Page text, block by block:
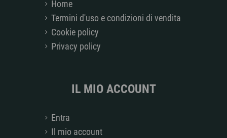
Home
Termini d'uso e condizioni di vendita
Cookie policy
Privacy policy
IL MIO ACCOUNT
Entra
Il mio account